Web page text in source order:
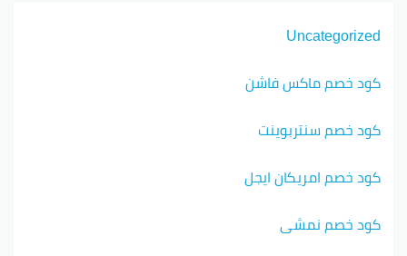
Uncategorized
كود خصم ماكس فاشن
كود خصم سنتربوينت
كود خصم امريكان ايجل
كود خصم نمشي